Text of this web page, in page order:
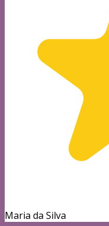
Maria da Silva